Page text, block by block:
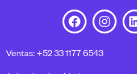
Ventas: +52 33 1177 6543